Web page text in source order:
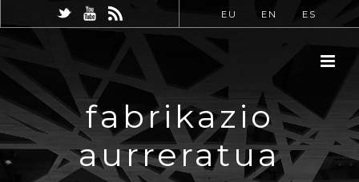
EU EN ES
fabrikazio
aurreratua